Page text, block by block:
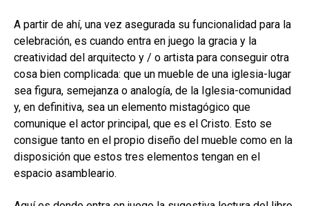
A partir de ahí, una vez asegurada su funcionalidad para la
celebración, es cuando entra en juego la gracia y la
creatividad del arquitecto y / o artista para conseguir otra
cosa bien complicada: que un mueble de una iglesia-lugar
sea figura, semejanza o analogía, de la Iglesia-comunidad
y, en definitiva, sea un elemento mistagógico que
comunique el actor principal, que es el Cristo. Esto se
consigue tanto en el propio diseño del mueble como en la
disposición que estos tres elementos tengan en el
espacio asambleario.